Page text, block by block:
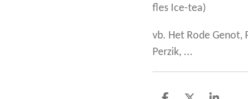
fles Ice-tea)
vb. Het Rode Genot,
Perzik, ...